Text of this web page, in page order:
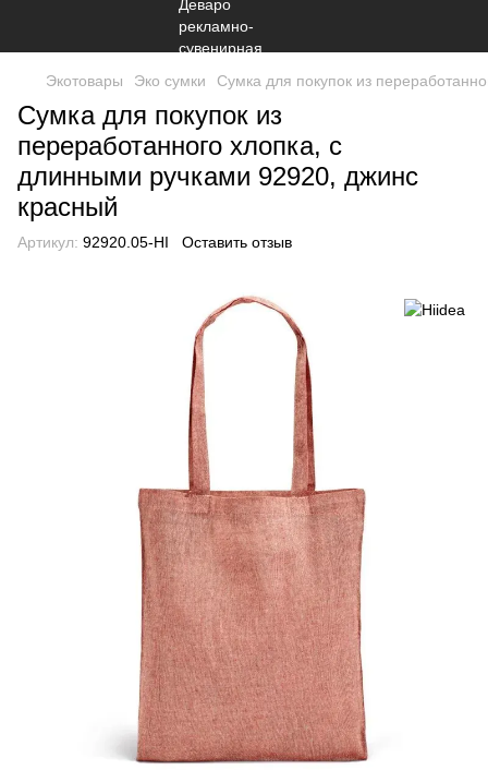
Экотовары Эко сумки Сумка для покупок из
Сумка для покупок из
переработанного хлопка, с
длинными ручками 92920, джинс
красный
Артикул: 92920.05-HI Оставить отзыв